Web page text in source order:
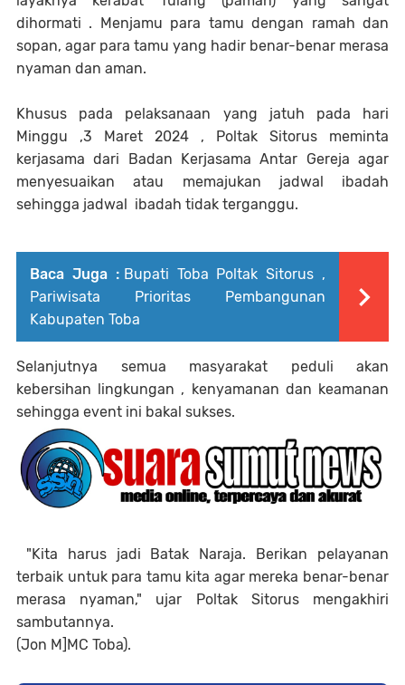
dihormati . Menjamu para tamu dengan ramah dan
sopan, agar para tamu yang hadir benar-benar merasa
nyaman dan aman.
Khusus pada pelaksanaan yang jatuh pada hari
Minggu ,3 Maret 2024 , Poltak Sitorus meminta
kerjasama dari Badan Kerjasama Antar Gereja agar
menyesuaikan atau memajukan jadwal ibadah
sehingga jadwal ibadah tidak terganggu.
Baca Juga : Bupati Toba Poltak Sitorus ,
Pariwisata Prioritas Pembangunan
Kabupaten Toba
Selanjutnya semua masyarakat peduli akan
kebersihan lingkungan , kenyamanan dan keamanan
sehingga event ini bakal sukses.
"Kita harus jadi Batak Naraja. Berikan pelayanan
terbaik untuk para tamu kita agar mereka benar-benar
merasa nyaman," ujar Poltak Sitorus mengakhiri
sambutannya.
(Jon M]MC Toba).